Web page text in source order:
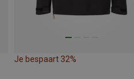
Je bespaart 32%